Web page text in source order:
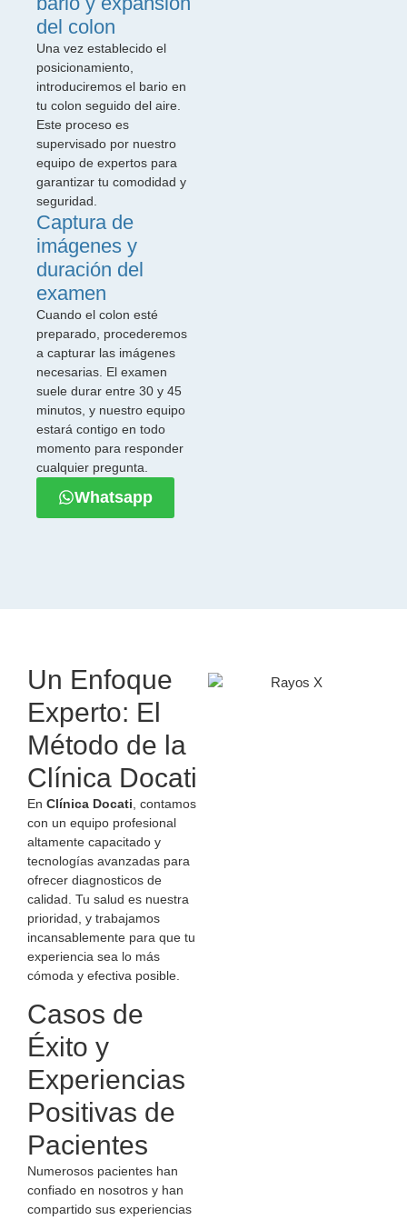
del colon
Una vez establecido el
posicionamiento,
introduciremos el bario en
tu colon seguido del aire.
Este proceso es
supervisado por nuestro
equipo de expertos para
garantizar tu comodidad y
seguridad.
Captura de
imágenes y
duración del
examen
Cuando el colon esté
preparado, procederemos
a capturar las imágenes
necesarias. El examen
suele durar entre 30 y 45
minutos, y nuestro equipo
estará contigo en todo
momento para responder
cualquier pregunta.
Whatsapp
Un Enfoque
Experto: El
Método de la
Clínica Docati
En Clínica Docati , contamos
con un equipo profesional
altamente capacitado y
tecnologías avanzadas para
ofrecer diagnosticos de
calidad. Tu salud es nuestra
prioridad, y trabajamos
incansablemente para que tu
experiencia sea lo más
cómoda y efectiva posible.
Casos de
Éxito y
Experiencias
Positivas de
Pacientes
Numerosos pacientes han
confiado en nosotros y han
compartido sus experiencias